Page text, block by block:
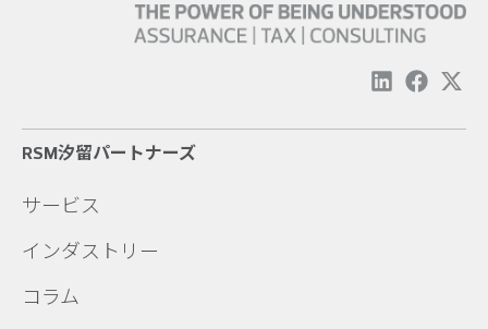
RSM汐留パートナーズ
サービス
インダストリー
コラム